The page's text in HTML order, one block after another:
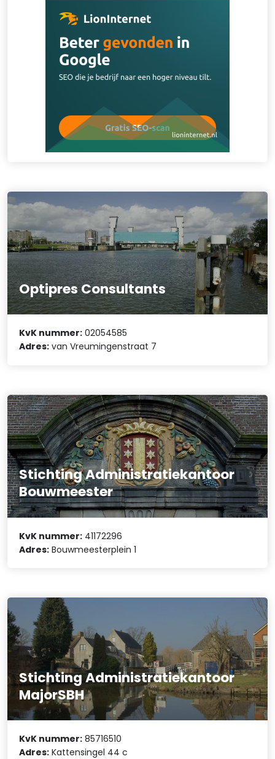
Optipres Consultants
KvK nummer: 02054585
Adres: van Vreumingenstraat 7
Stichting Administratiekantoor
Bouwmeester
KvK nummer: 41172296
Adres: Bouwmeesterplein 1
Stichting Administratiekantoor
MajorSBH
KvK nummer: 85716510
Adres: Kattensingel 44 c